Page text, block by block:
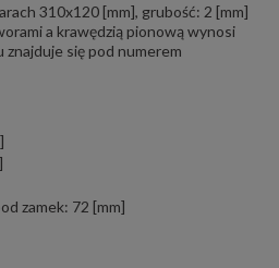
310x120 [mm], grubość: 2 [mm]
a krawędzią pionową wynosi
znajduje się pod numerem
zamek: 72 [mm]